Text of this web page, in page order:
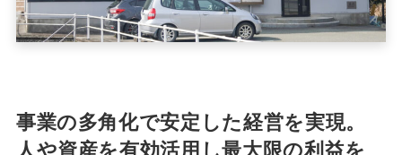
事業の多角化で安定した経営を実現。
人や資産を有効活用し最大限の利益を